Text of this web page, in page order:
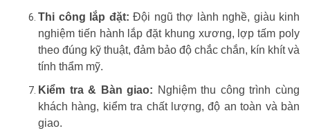
Thi công lắp đặt: Đội ngũ thợ lành nghề, giàu kinh
nghiệm tiến hành lắp đặt khung xương, lợp tấm poly
theo đúng kỹ thuật, đảm bảo độ chắc chắn, kín khít và
tính thẩm mỹ.
Kiểm tra & Bàn giao: Nghiệm thu công trình cùng
khách hàng, kiểm tra chất lượng, độ an toàn và bàn
giao.